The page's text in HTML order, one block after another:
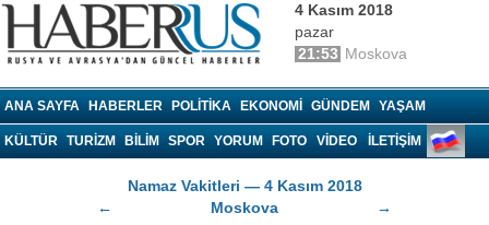
4 Kasım 2018
pazar
21:53 Moskova
ANA SAYFA HABERLER POLITIKA EKONOMI GÜNDEM YAŞAM
KÜLTÜR TURIZM BILIM SPOR YORUM FOTO VIDEO İLETİŞİM
Namaz Vakitleri — 4 Kasım 2018
←
Moskova
→